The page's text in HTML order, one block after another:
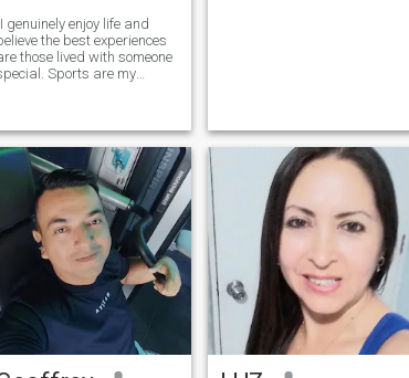
genuinely enjoy life and
the best experiences
those lived with someone
Sports are my
to travel and discover new
always planning t